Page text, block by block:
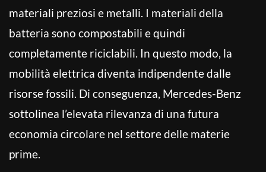
materiali preziosi e metalli. I materiali della
batteria sono compostabili e quindi
completamente riciclabili. In questo modo, la
mobilità elettrica diventa indipendente dalle
risorse fossili. Di conseguenza, Mercedes-Benz
sottolinea l’elevata rilevanza di una futura
economia circolare nel settore delle materie
prime.